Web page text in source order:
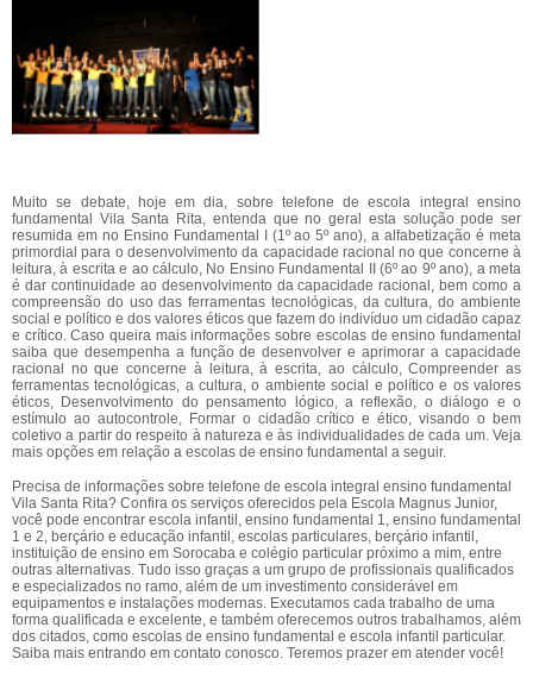
Muito se debate, hoje em dia, sobre telefone de escola integral ensino
fundamental Vila Santa Rita, entenda que no geral esta solução pode ser
resumida em no Ensino Fundamental I (1º ao 5º ano), a alfabetização é meta
primordial para o desenvolvimento da capacidade racional no que concerne à
leitura, à escrita e ao cálculo, No Ensino Fundamental II (6º ao 9º ano), a meta
é dar continuidade ao desenvolvimento da capacidade racional, bem como a
compreensão do uso das ferramentas tecnológicas, da cultura, do ambiente
social e político e dos valores éticos que fazem do indivíduo um cidadão capaz
e crítico. Caso queira mais informações sobre escolas de ensino fundamental
saiba que desempenha a função de desenvolver e aprimorar a capacidade
racional no que concerne à leitura, à escrita, ao cálculo, Compreender as
ferramentas tecnológicas, a cultura, o ambiente social e político e os valores
éticos, Desenvolvimento do pensamento lógico, a reflexão, o diálogo e o
estímulo ao autocontrole, Formar o cidadão crítico e ético, visando o bem
coletivo a partir do respeito à natureza e às individualidades de cada um. Veja
mais opções em relação a escolas de ensino fundamental a seguir.
Precisa de informações sobre telefone de escola integral ensino fundamental
Vila Santa Rita? Confira os serviços oferecidos pela Escola Magnus Junior,
você pode encontrar escola infantil, ensino fundamental 1, ensino fundamental
1 e 2, berçário e educação infantil, escolas particulares, berçário infantil,
instituição de ensino em Sorocaba e colégio particular próximo a mim, entre
outras alternativas. Tudo isso graças a um grupo de profissionais qualificados
e especializados no ramo, além de um investimento considerável em
equipamentos e instalações modernas. Executamos cada trabalho de uma
forma qualificada e excelente, e também oferecemos outros trabalhamos, além
dos citados, como escolas de ensino fundamental e escola infantil particular.
Saiba mais entrando em contato conosco. Teremos prazer em atender você!